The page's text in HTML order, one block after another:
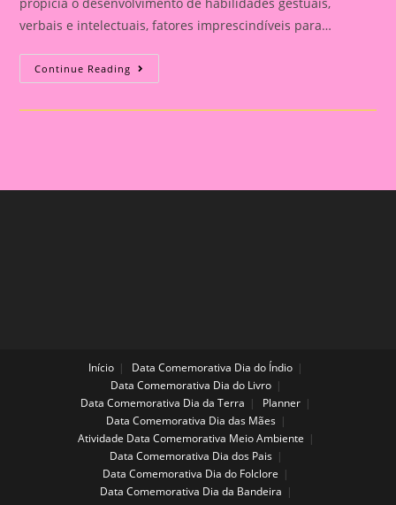
verbais e intelectuais, fatores imprescindíveis para…
Continue Reading 10
Técnicas
Desenho
Início
Data Comemorativa Dia do Índio
Data Comemorativa Dia do Livro
Data Comemorativa Dia da Terra
Planner
Data Comemorativa Dia das Mães
Atividade Data Comemorativa Meio Ambiente
Data Comemorativa Dia dos Pais
Data Comemorativa Dia do Folclore
Data Comemorativa Dia da Bandeira